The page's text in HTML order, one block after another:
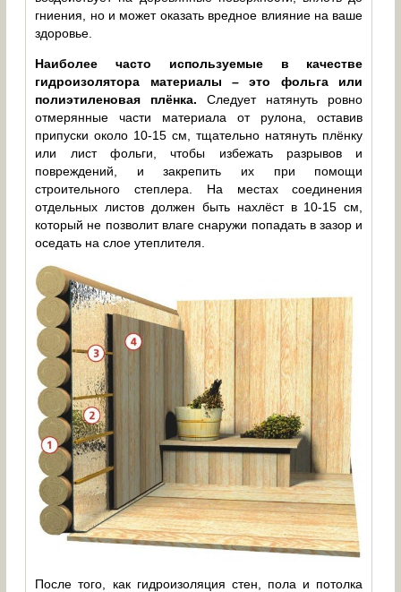
гниения, но и может оказать вредное влияние на ваше
здоровье.
Наиболее часто используемые в качестве
гидроизолятора материалы – это фольга или
полиэтиленовая плёнка. Следует натянуть ровно
отмерянные части материала от рулона, оставив
припуски около 10-15 см, тщательно натянуть плёнку
или лист фольги, чтобы избежать разрывов и
повреждений, и закрепить их при помощи
строительного степлера. На местах соединения
отдельных листов должен быть нахлёст в 10-15 см,
который не позволит влаге снаружи попадать в зазор и
оседать на слое утеплителя.
После того, как гидроизоляция стен, пола и потолка